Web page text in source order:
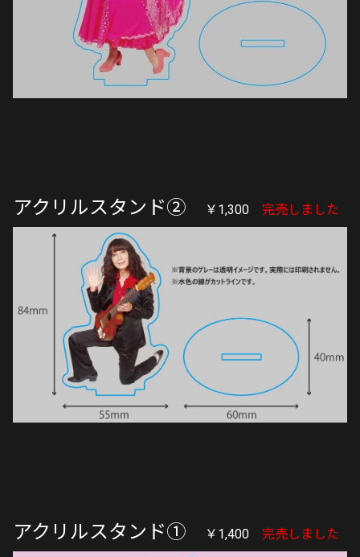
アクリルスタンド② ￥1,300 完売しました
アクリルスタンド① ￥1,400 完売しました